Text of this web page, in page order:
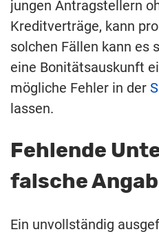
jungen Antragstellern
Kreditverträge, kann
solchen Fällen kann es
eine Bonitätsauskunft
mögliche Fehler in der
lassen.
Fehlende
falsche
Ein unvollständig